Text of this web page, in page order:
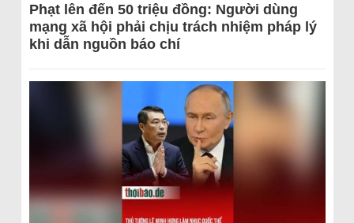
Phạt lên đến 50 triệu đồng: Người dùng
mạng xã hội phải chịu trách nhiệm pháp lý
khi dẫn nguồn báo chí